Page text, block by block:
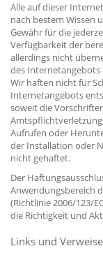
Alle auf dieser
nach bestem Wissen
Gewähr für die
Verfügbarkeit der
allerdings nicht
des
Wir haften nicht für
Internetangebots
soweit die
Aufrufen oder
der Installation oder
nicht gehaftet.
Der
Anwendungsbereich
(Richtlinie 2006/123/
die Richtigkeit und
Links und